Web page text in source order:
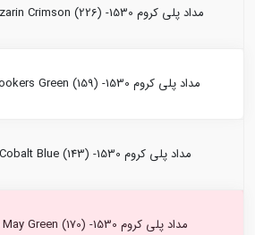
مداد پلی کروم Alizarin Crimson (226) -1530 فابرکاستل
مداد پلی کروم Hookers Green (159) -1530 فابرکاستل
مداد پلی کروم Cobalt Blue (143) -1530 فابرکاستل
مداد پلی کروم May Green (170) -1530 فابرکاستل